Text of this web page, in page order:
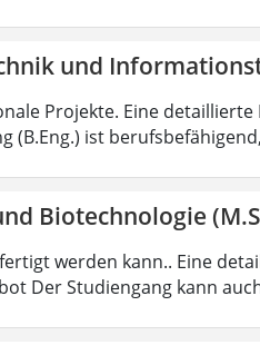
und
Projekte. Eine
(B.Eng.) ist
Biotechnologie
werden kann.. Eine
Der Studiengang kann